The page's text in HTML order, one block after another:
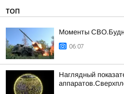
ТОП
Моменты
06:07
Наглядный